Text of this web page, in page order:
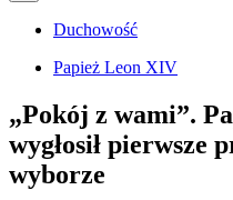
Duchowość
Papież Leon XIV
„Pokój z wami”.
wygłosił pierwsze
wyborze